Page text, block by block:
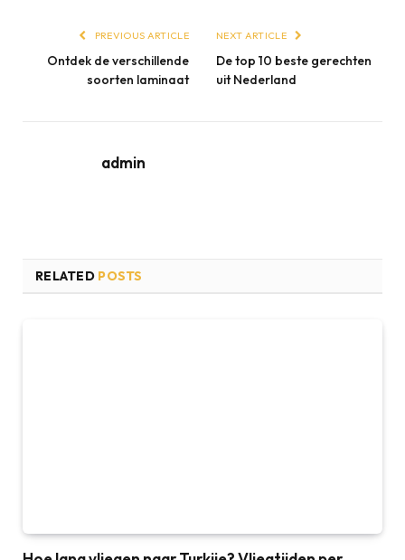
PREVIOUS ARTICLE
Ontdek de verschillende
soorten laminaat
NEXT ARTICLE
De top 10 beste gerechten
uit Nederland
admin
RELATED POSTS